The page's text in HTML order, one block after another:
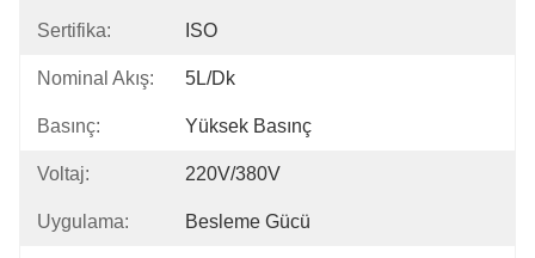
Sertifika: ISO
Nominal Akış: 5L/dk
Basınç: Yüksek Basınç
Voltaj: 220V/380V
Uygulama: Besleme Gücü